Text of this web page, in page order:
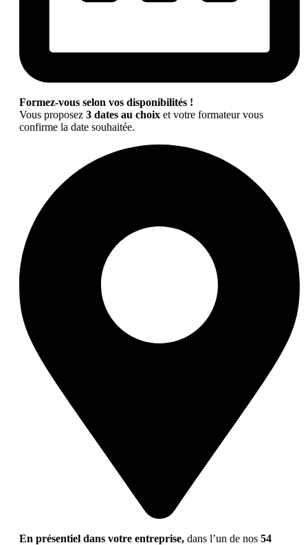
Formez-vous selon vos disponibilités !
Vous proposez 3 dates au choix et votre formateur vous
confirme la date souhaitée.
En présentiel dans votre entreprise, dans l’un de nos 54